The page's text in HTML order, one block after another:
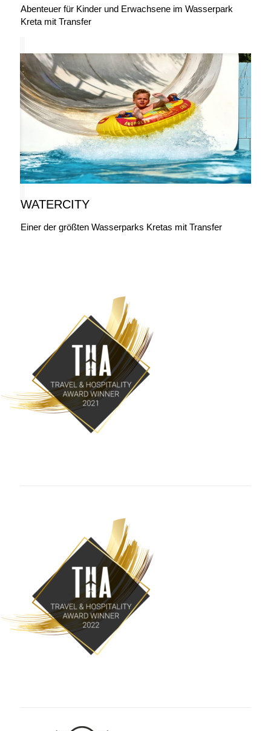
Abenteuer für Kinder und Erwachsene im Wasserpark
Kreta mit Transfer
WATERCITY
Einer der größten Wasserparks Kretas mit Transfer